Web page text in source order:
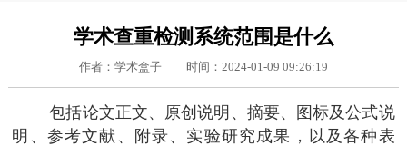
学术查重检测系统范围是什么
作者：学术盒子 时间：2024-01-09 09:26:19
包括论文正文、原创说明、摘要、图标及公式说
明、参考文献、附录、实验研究成果，以及各种表